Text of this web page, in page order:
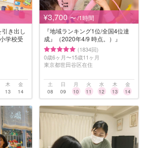
き出し
学校受
木
13
金
14
¥3,700 〜 /1時間
『地域ランキング1位/全国4位達
成』（2020年4/9 時点。）』
(1834回)
0歳6ヶ月〜15歳11ヶ月
東京都世田谷区在住
土
08
日
09
月
10
火
11
水
12
木
13
金
14